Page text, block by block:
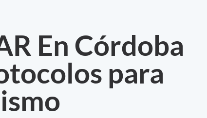
En Córdoba
para